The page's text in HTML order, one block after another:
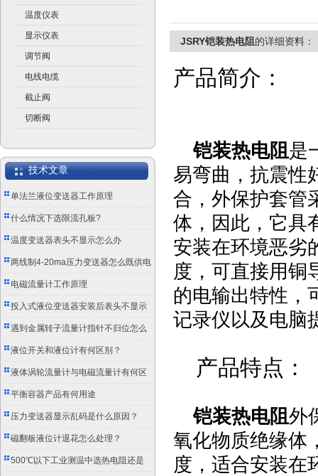
温度仪表
显示仪表
调节阀
电线电缆
截止阀
切断阀
技术文章
单法兰液位变送器工作原理
什么情况下选限流孔板?
温度变送器表头不显示怎么办
两线制4-20ma压力变送器怎么既供电
又传信号？
电磁流量计工作原理
投入式液位变送器安装后表头不显示
怎么办？
遇到金属转子流量计指针不归位怎么
办？
液位开关和液位计有何区别？
液体涡轮流量计与电磁流量计有何区
别？
平衡容器产品有何用途
压力变送器显示乱码是什么原因？
磁翻板液位计退花怎么处理？
500℃以下工业测温中选热电阻还是
JSRY铠装热电阻 的详细资料：
产品简介：
铠装热电阻是
易弯曲，抗震性
合，外保护套管
体，因此，它具
安装在环境恶劣
度，可直接用铜
的电输出特性，
记录仪以及电脑
产品特点：
铠装热电阻外
氧化物质绝缘体
度，适合安装在